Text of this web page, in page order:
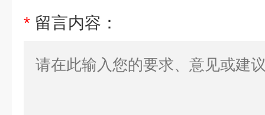
* 留言内容：